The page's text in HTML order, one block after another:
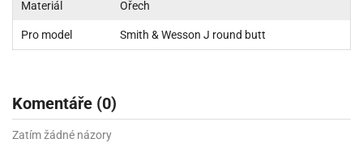
Materiál Ořech
Pro model Smith & Wesson J round butt
Komentáře (0)
Zatím žádné názory